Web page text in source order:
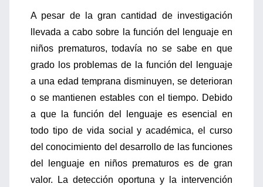
A pesar de la gran cantidad de investigación
llevada a cabo sobre la función del lenguaje en
niños prematuros, todavía no se sabe en que
grado los problemas de la función del lenguaje
a una edad temprana disminuyen, se deterioran
o se mantienen estables con el tiempo. Debido
a que la función del lenguaje es esencial en
todo tipo de vida social y académica, el curso
del conocimiento del desarrollo de las funciones
del lenguaje en niños prematuros es de gran
valor. La detección oportuna y la intervención